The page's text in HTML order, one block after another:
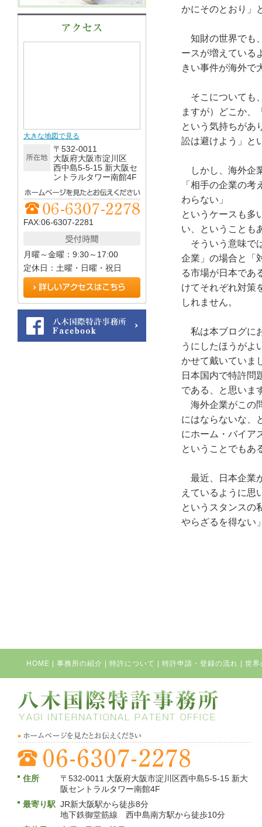
かにそのとおり」
知財の世界でも
ースが増えている
きい事件が海外で
そこについても
ますが）どこか
という気持ちがあ
訟は避けよう」と
しかし、海外企
「相手の企業の
わらない」
というケースも多
い、ということも
そういう意味で
企業」の場合と「
る市場が日本であ
けてそれぞれ対策
しれません。
私は本ブログに
うにしたほうがよ
かせて戴いていま
日本国内で特許問
である、と思いま
海外企業がこの
にはならないな、
にホーム・バイア
ということでもあ
最近、日本企業
えているように思
というスタンスの
やらざるを得ない
大きな地図で見る
〒532-0011
大阪府大阪市淀川区
西中島5-5-15 新大阪セ
ントラルタワー南館4F
FAX:06-6307-2281
月曜～金曜：9:30～17:00
定休日：土曜・日曜・祝日
HOME 事務所の紹介 特許について 特許申請・登録の流れ 世界
住所
〒532-0011 大阪府大阪市淀川区西中島5-5-15 新大
阪セントラルタワー南館4F
最寄り駅 JR新大阪駅から徒歩8分
地下鉄御堂筋線 西中島南方駅から徒歩10分